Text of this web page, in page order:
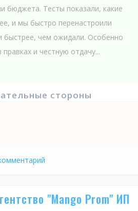
бюджета. Тесты показали, какие
и мы быстро перенастроили
быстрее, чем ожидали. Особенно
и честную отдачу...
стороны
"Mango Prom" ИП